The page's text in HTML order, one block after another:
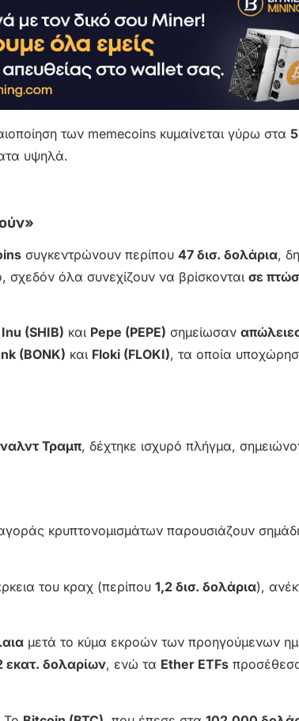
των memecoins κυμαίνεται γύρω στα
υψηλά.
συγκεντρώνουν περίπου 47 δισ. δολάρια,
όλα συνεχίζουν να βρίσκονται σε
(SHIB) και Pepe (PEPE) σημείωσαν
(BONK) και Floki (FLOKI), τα οποία
Τραμπ, δέχτηκε ισχυρό πλήγμα,
κρυπτονομισμάτων παρουσιάζουν
του κραχ (περίπου 1,2 δισ. δολάρια),
μετά το κύμα εκροών των προηγούμενων
εκατ. δολαρίων, ενώ τα Ether ETFs